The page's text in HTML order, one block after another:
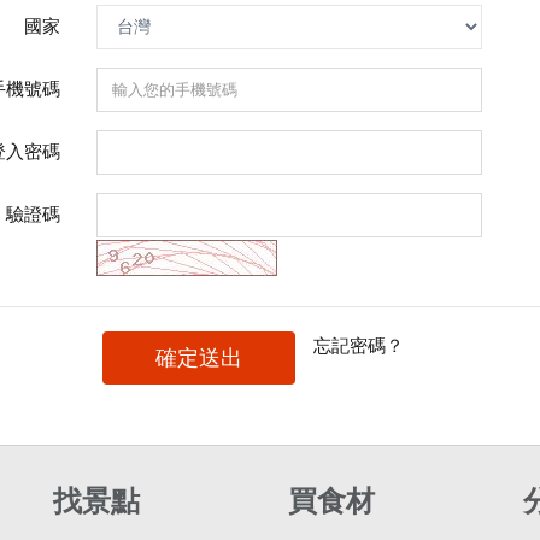
國家
機號碼
入密碼
驗證碼
確定送出
忘記密碼？
找景點 買食材